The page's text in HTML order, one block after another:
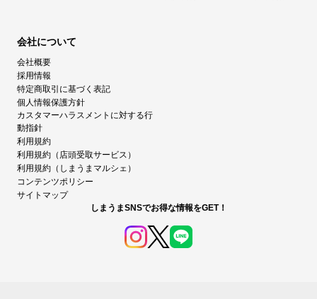
会社について
会社概要
採用情報
特定商取引に基づく表記
個人情報保護方針
カスタマーハラスメントに対する行
動指針
利用規約
利用規約（店頭受取サービス）
利用規約（しまうまマルシェ）
コンテンツポリシー
サイトマップ
しまうまSNSでお得な情報をGET！